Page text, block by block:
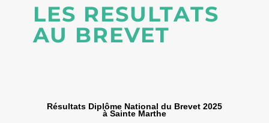
LES RESULTATS
AU BREVET
Résultats Diplôme National du Brevet 2025
à Sainte Marthe